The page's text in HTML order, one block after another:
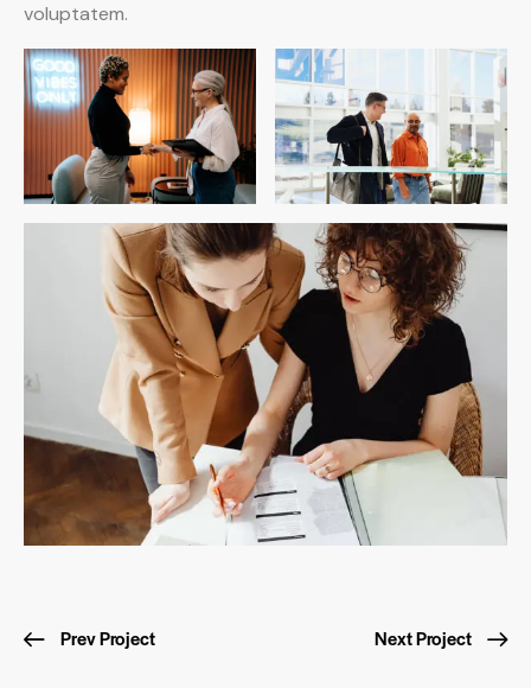
voluptatem.
Prev Project Next Project